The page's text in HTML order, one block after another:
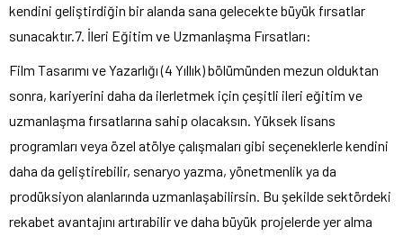
kendini geliştirdiğin bir alanda sana gelecekte büyük fırsatlar
sunacaktır.7. İleri Eğitim ve Uzmanlaşma Fırsatları:
Film Tasarımı ve Yazarlığı (4 Yıllık) bölümünden mezun olduktan
sonra, kariyerini daha da ilerletmek için çeşitli ileri eğitim ve
uzmanlaşma fırsatlarına sahip olacaksın. Yüksek lisans
programları veya özel atölye çalışmaları gibi seçeneklerle kendini
daha da geliştirebilir, senaryo yazma, yönetmenlik ya da
prodüksiyon alanlarında uzmanlaşabilirsin. Bu şekilde sektördeki
rekabet avantajını artırabilir ve daha büyük projelerde yer alma